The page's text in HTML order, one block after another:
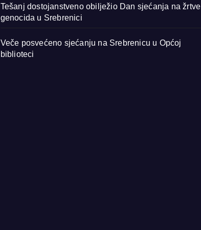
Tešanj dostojanstveno obilježio Dan sjećanja na žrtve
genocida u Srebrenici
Veče posvećeno sjećanju na Srebrenicu u Općoj
biblioteci